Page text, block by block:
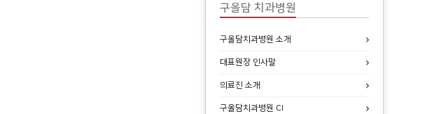
구올담 치과병원
구올담치과병원 소개
대표원장 인사말
의료진 소개
구올담치과병원 CI